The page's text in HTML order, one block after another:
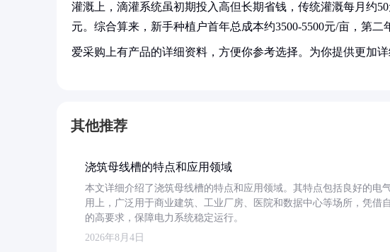
灌溉上，滴灌系统虽初期投入高但长期省钱，传统灌溉每月约
元。综合算来，新手种植户首年总成本约3500-5500元/亩，第二
爱采购上有产品的详细资料，方便你参考选择。为你提供更加
其他推荐
浇筑母线槽的特点和应用领域
本文详细介绍了浇筑母线槽的特点和应用领域。其特点包括良好的电
用上，广泛用于商业建筑、工业厂房、医院和数据中心等场所，凭借
的高要求，保障电力系统稳定运行。
2026年8月4日